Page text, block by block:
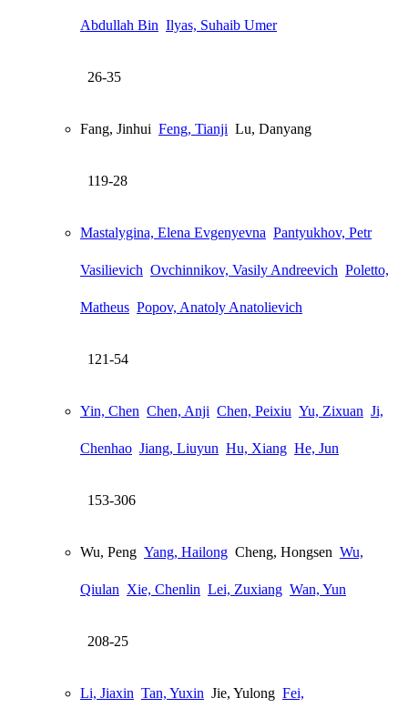
Abdullah Bin Ilyas, Suhaib Umer
26-35
Fang, Jinhui Feng, Tianji Lu, Danyang
119-28
Mastalygina, Elena Evgenyevna Pantyukhov, Petr
Vasilievich Ovchinnikov, Vasily Andreevich Poletto,
Matheus Popov, Anatoly Anatolievich
121-54
Yin, Chen Chen, Anji Chen, Peixiu Yu, Zixuan Ji,
Chenhao Jiang, Liuyun Hu, Xiang He, Jun
153-306
Wu, Peng Yang, Hailong Cheng, Hongsen Wu,
Qiulan Xie, Chenlin Lei, Zuxiang Wan, Yun
208-25
Li, Jiaxin Tan, Yuxin Jie, Yulong Fei,